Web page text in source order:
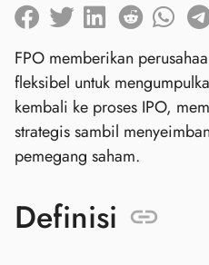
FPO memberikan
fleksibel untuk
kembali ke proses IPO,
strategis sambil
pemegang saham.
Definisi